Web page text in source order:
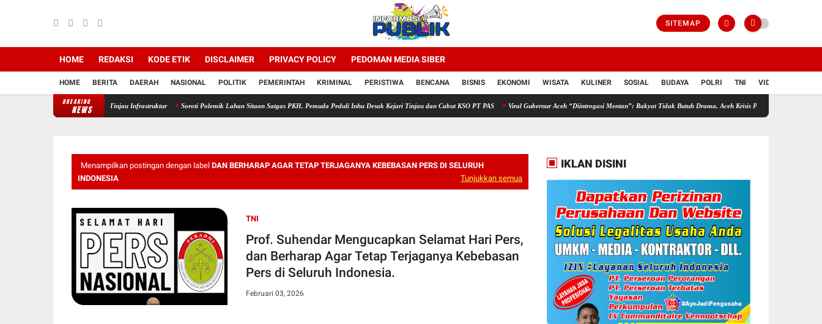
SITEMAP
HOME REDAKSI KODE ETIK DISCLAIMER PRIVACY POLICY PEDOMAN MEDIA SIBER
HOME BERITA DAERAH NASIONAL POLITIK PEMERINTAH KRIMINAL PERISTIWA BENCANA BISNIS EKONOMI WISATA KULINER SOSIAL BUDAYA POLRI TNI VIDIO
BREAKING
NEWS
Lues pasca Bencana, Tinjau Infrastruktur Soroti Polemik Lahan Sitaan Satgas PKH, Pemuda Peduli Inhu Desak Kejari Tinjau dan Cabut KSO PT PAS Viral Gubernur Aceh “Diintrogasi Mentan”: Rakyat Tidak Butuh Drama, Aceh Krisis Pemimpin Jujur Mampu Melayani
Menampilkan postingan dengan label DAN BERHARAP AGAR TETAP TERJAGANYA KEBEBASAN PERS DI SELURUH
INDONESIA
Tunjukkan semua
TNI
Prof. Suhendar Mengucapkan Selamat Hari Pers,
dan Berharap Agar Tetap Terjaganya Kebebasan
Pers di Seluruh Indonesia.
Februari 03, 2026
IKLAN DISINI